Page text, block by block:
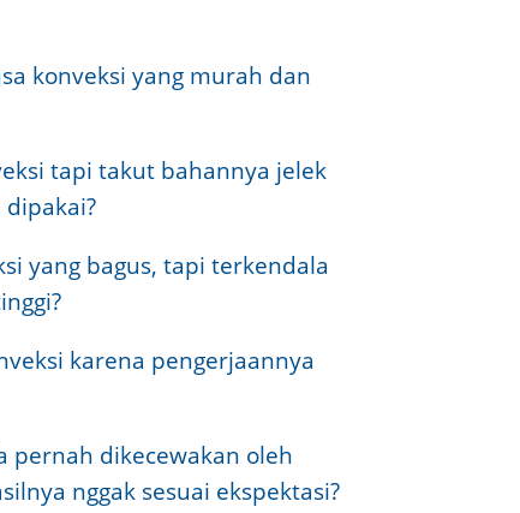
konveksi yang murah dan
tapi takut bahannya jelek
yang bagus, tapi terkendala
karena pengerjaannya
pernah dikecewakan oleh
nggak sesuai ekspektasi?